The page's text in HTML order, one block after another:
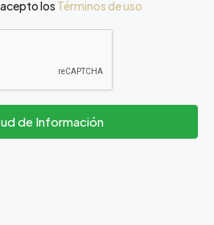
los Términos de uso
de Información